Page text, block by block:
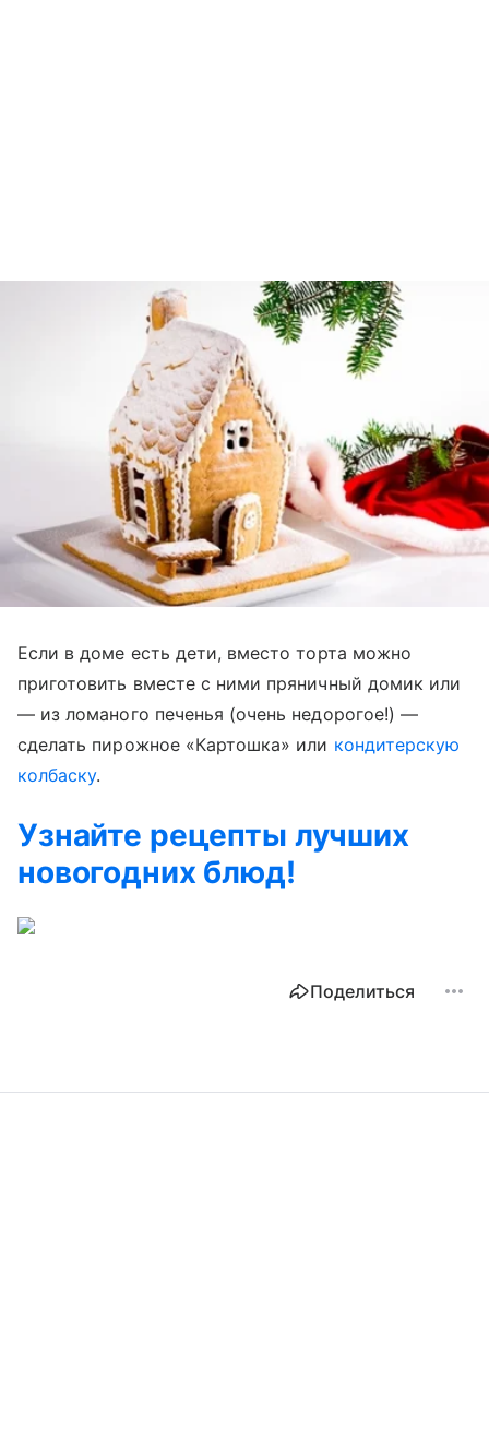
Если в доме есть дети, вместо торта можно
приготовить вместе с ними пряничный домик или
— из ломаного печенья (очень недорогое!) —
сделать пирожное «Картошка» или кондитерскую
колбаску.
Узнайте рецепты лучших
новогодних блюд!
Поделиться